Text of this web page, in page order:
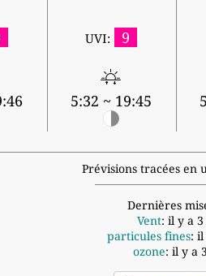
UVI: 9
5:32 ~ 19:45
Prévisions tracées en
Dernières
Vent: il y a
particules fines:
ozone: il y a